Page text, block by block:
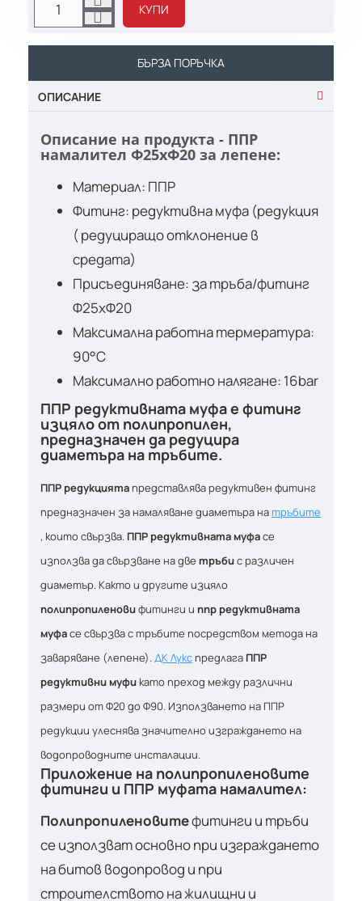
КУПИ
БЪРЗА ПОРЪЧКА
ОПИСАНИЕ
Описание на продукта - ППР
намалител Ф25хФ20 за лепене:
Материал: ППР
Фитинг: редуктивна муфа (редукция
( редуциращо отклонение в
средата)
Присъединяване: за тръба/фитинг
Ф25хФ20
Максимална работна термература:
90°С
Максимално работно налягане: 16bar
ППР редуктивната муфа е фитинг
изцяло от полипропилен,
предназначен да редуцира
диаметъра на тръбите.
ППР редукцията представлява редуктивен фитинг
предназначен за намаляване диаметъра на тръбите
, които свързва. ППР редуктивната муфасе
използва да свързване на две тръбис различен
диаметър. Както и другите изцяло
полипропиленовифитинги и ппр редуктивната
муфасе свързва с тръбите посредством метода на
заваряване (лепене).ДК Лукс предлага ППР
редуктивни муфи като преход между различни
размери от Ф20 до Ф90. Използването на ППР
редукции улеснява значително изграждането на
водопроводните инсталации.
Приложение на полипропиленовите
фитинги и ППР муфата намалител:
Полипропиленовитефитинги и тръби
се използват основно при изграждането
на битов водопровод и при
строителството на жилищни и